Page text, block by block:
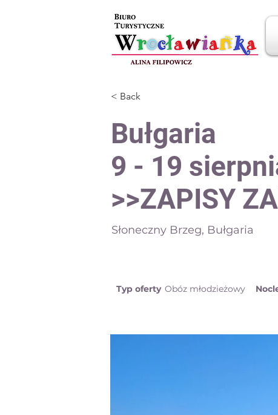
< Back
Bułgaria
9 - 19
>>ZAPISY
Słoneczny Brzeg, Bułgaria
Obóz młodzieżowy
Typ oferty